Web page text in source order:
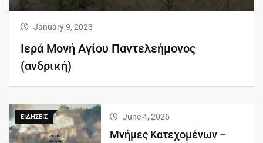
January 9, 2023
Ιερά Μονή Αγίου Παντελεήμονος
(ανδρική)
ΕΙΔΗΣΕΙΣ June 4, 2025
Μνήμες Κατεχομένων –